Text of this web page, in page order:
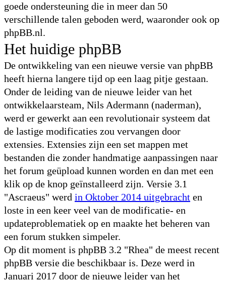
goede ondersteuning die in meer dan 50
verschillende talen geboden werd, waaronder ook op
phpBB.nl.
Het huidige phpBB
De ontwikkeling van een nieuwe versie van phpBB
heeft hierna langere tijd op een laag pitje gestaan.
Onder de leiding van de nieuwe leider van het
ontwikkelaarsteam, Nils Adermann (naderman),
werd er gewerkt aan een revolutionair systeem dat
de lastige modificaties zou vervangen door
extensies. Extensies zijn een set mappen met
bestanden die zonder handmatige aanpassingen naar
het forum geüpload kunnen worden en dan met een
klik op de knop geïnstalleerd zijn. Versie 3.1
"Ascraeus" werd in Oktober 2014 uitgebracht en
loste in een keer veel van de modificatie- en
updateproblematiek op en maakte het beheren van
een forum stukken simpeler.
Op dit moment is phpBB 3.2 "Rhea" de meest recent
phpBB versie die beschikbaar is. Deze werd in
Januari 2017 door de nieuwe leider van het